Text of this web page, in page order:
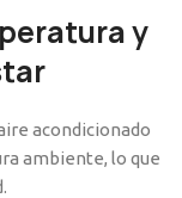
y
acondicionado
ambiente, lo que